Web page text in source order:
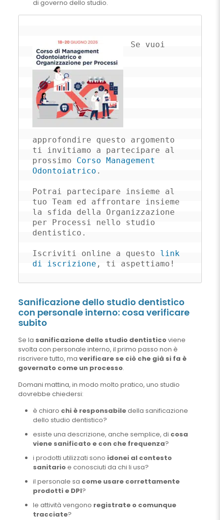
di governo dello studio.
Se vuoi
approfondire questo argomento
ti invitiamo a partecipare al
prossimo Corso Management
Odontoiatrico .
Potrai partecipare insieme al
tuo Team ed affrontare insieme
la sfida della Organizzazione
per Processi nello studio
dentistico.
Iscriviti online a questo link
di iscrizione , ti aspettiamo!
Sanificazione dello studio dentistico
con personale interno: cosa verificare
subito
Se la sanificazione dello studio dentisticoviene
svolta con personale interno, il primo passo non è
riscrivere tutto, ma verificare se ciò che già si fa è
governato come un processo.
Domani mattina, in modo molto pratico, uno studio
dovrebbe chiedersi:
è chiaro chi è responsabiledella sanificazione
dello studio dentistico?
esiste una descrizione, anche semplice, di cosa
viene sanificato e con che frequenza?
i prodotti utilizzati sono idonei al contesto
sanitarioe conosciuti da chi li usa?
il personale sa come usare correttamente
prodotti e DPI?
le attività vengono registrate o comunque
tracciate?